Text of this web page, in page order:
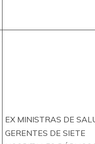
EX MINISTRAS DE
GERENTES DE SIETE